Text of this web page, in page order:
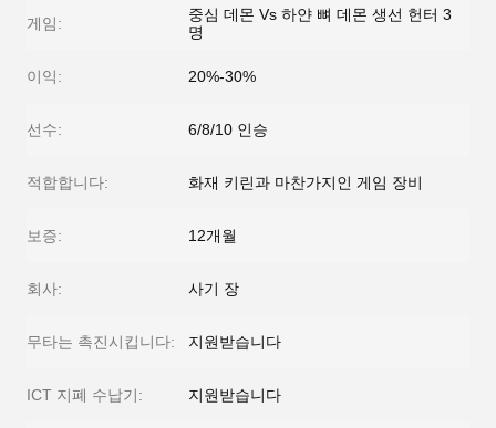
게임:
중심 데몬 Vs 하얀 뼈 데몬 생선 헌터 3
명
이익: 20%-30%
선수: 6/8/10 인승
적합합니다: 화재 키린과 마찬가지인 게임 장비
보증: 12개월
회사: 사기 장
무타는 촉진시킵니다: 지원받습니다
ICT 지폐 수납기: 지원받습니다